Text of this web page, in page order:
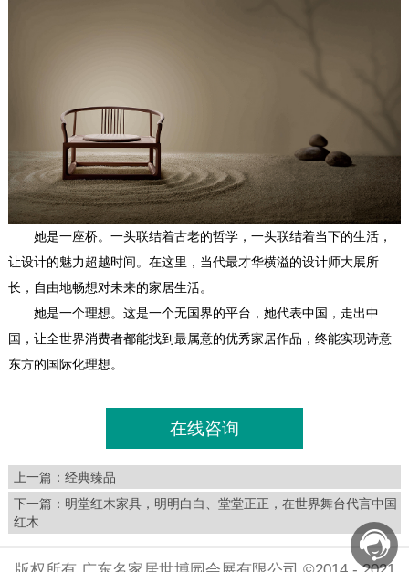
她是一座桥。一头联结着古老的哲学，一头联结着当下的生活，
让设计的魅力超越时间。在这里，当代最才华横溢的设计师大展所
长，自由地畅想对未来的家居生活。
她是一个理想。这是一个无国界的平台，她代表中国，走出中
国，让全世界消费者都能找到最属意的优秀家居作品，终能实现诗意
东方的国际化理想。
在线咨询
上一篇： 经典臻品
下一篇： 明堂红木家具，明明白白、堂堂正正，在世界舞台代言中国
红木